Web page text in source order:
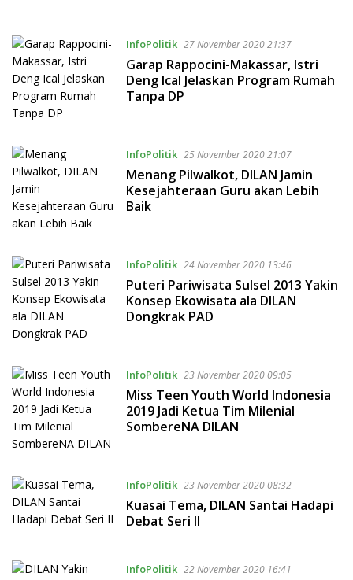
InfoPolitik 27 November 2020 21:37
Garap Rappocini-Makassar, Istri
Deng Ical Jelaskan Program Rumah
Tanpa DP
InfoPolitik 25 November 2020 21:07
Menang Pilwalkot, DILAN Jamin
Kesejahteraan Guru akan Lebih
Baik
InfoPolitik 24 November 2020 13:46
Puteri Pariwisata Sulsel 2013 Yakin
Konsep Ekowisata ala DILAN
Dongkrak PAD
InfoPolitik 23 November 2020 09:05
Miss Teen Youth World Indonesia
2019 Jadi Ketua Tim Milenial
SombereNA DILAN
InfoPolitik 23 November 2020 08:32
Kuasai Tema, DILAN Santai Hadapi
Debat Seri II
InfoPolitik 22 November 2020 16:41